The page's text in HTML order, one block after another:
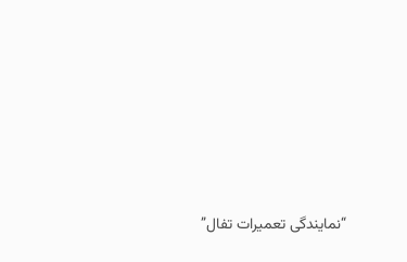
“نمایندگی تعمیرات تفال”